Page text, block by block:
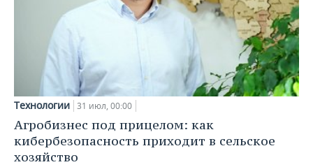
Технологии 31 июл, 00:00
Агробизнес под прицелом: как
кибербезопасность приходит в сельское
хозяйство